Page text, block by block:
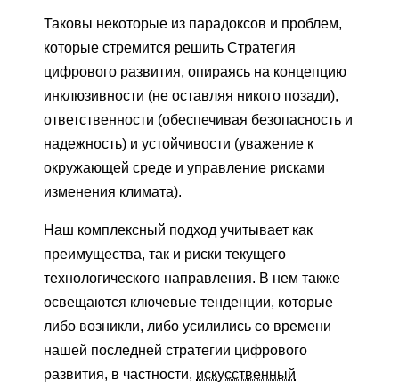
Таковы некоторые из парадоксов и проблем,
которые стремится решить Стратегия
цифрового развития, опираясь на концепцию
инклюзивности (не оставляя никого позади),
ответственности (обеспечивая безопасность и
надежность) и устойчивости (уважение к
окружающей среде и управление рисками
изменения климата).
Наш комплексный подход учитывает как
преимущества, так и риски текущего
технологического направления. В нем также
освещаются ключевые тенденции, которые
либо возникли, либо усилились со времени
нашей последней стратегии цифрового
развития, в частности, искусственный